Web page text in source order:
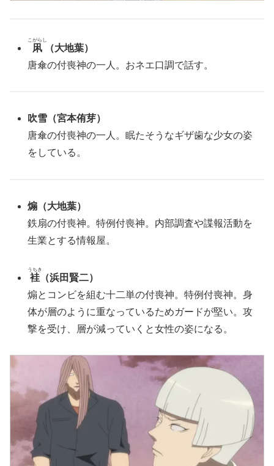
凩
こがらし
（大地葉）
唐傘の付喪神の一人。おネエ口調で話す。
吹雪 （宮本侑芽）
唐傘の付喪神の一人。眠たそうなギザ歯な少女の姿
をしている。
煽 （大地葉）
鉄扇の付喪神。特例付喪神。内部調査や諜報活動を
生業とする情報屋。
袿
うちき
（浜田賢二）
煽とコンビを組む十二単の付喪神。特例付喪神。身
体が層のように重なっているためガードが堅い。攻
撃を受け、層が減っていくと女性の姿になる。